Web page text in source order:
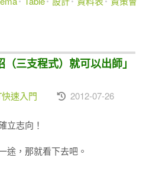
三支程式）就可以出師」
速入門
2012-07-26
立志向！
途，那就看下去吧。